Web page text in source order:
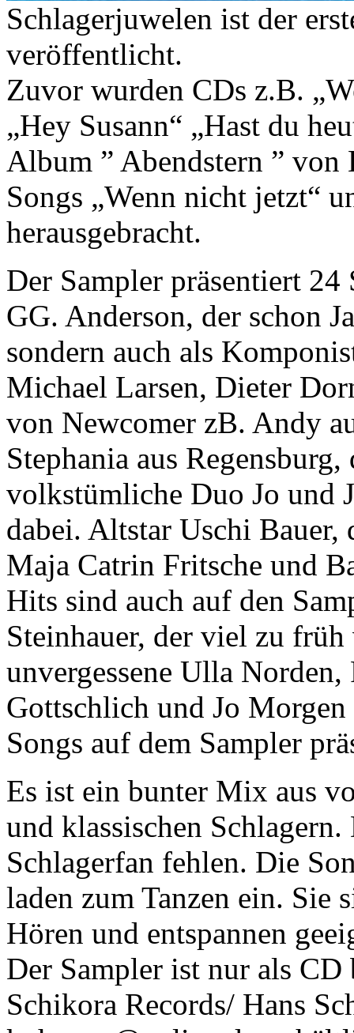
Schlagerjuwelen ist der
veröffentlicht.
Zuvor wurden CDs z.B.
„Hey Susann“ „Hast du
Album ” Abendstern ” von
Songs „Wenn nicht jetzt“
herausgebracht.
Der Sampler präsentiert
GG. Anderson, der schon
sondern auch als
Michael Larsen, Dieter
von Newcomer zB. Andy
Stephania aus
volkstümliche Duo Jo und
dabei. Altstar Uschi Bauer,
Maja Catrin Fritsche und
Hits sind auch auf den
Steinhauer, der viel zu
unvergessene Ulla
Gottschlich und Jo
Songs auf dem Sampler
Es ist ein bunter Mix aus
und klassischen
Schlagerfan fehlen. Die
laden zum Tanzen ein. Sie
Hören und entspannen
Der Sampler ist nur als
Schikora Records/ Hans